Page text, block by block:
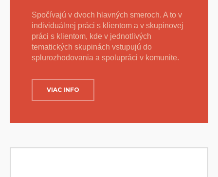
Spočívajú v dvoch hlavných smeroch. A to v
individuálnej práci s klientom a v skupinovej
práci s klientom, kde v jednotlivých
tematických skupinách vstupujú do
splurozhodovania a spolupráci v komunite.
VIAC INFO